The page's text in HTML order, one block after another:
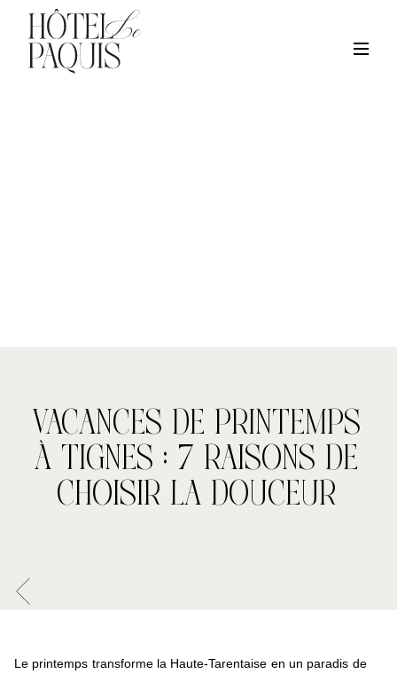
VACANCES DE PRINTEMPS
À TIGNES : 7 RAISONS DE
CHOISIR LA DOUCEUR
Le printemps transforme la Haute-Tarentaise en un paradis de